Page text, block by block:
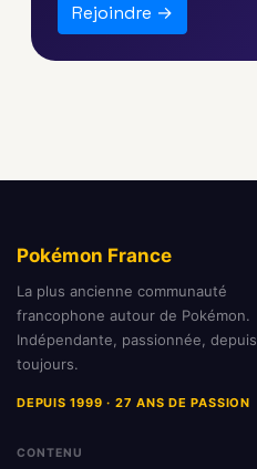
Rejoindre →
Pokémon France
La plus ancienne communauté
francophone autour de Pokémon.
Indépendante, passionnée, depuis
toujours.
DEPUIS 1999 · 27 ANS DE PASSION
CONTENU